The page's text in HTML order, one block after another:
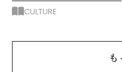
て方CULTURE